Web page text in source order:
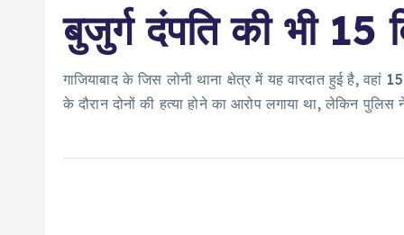
बुजुर्ग दंपति की भी 15
गाजियाबाद के जिस लोनी थाना क्षेत्र में यह वारदात हुई है,
के दौरान दोनों की हत्या होने का आरोप लगाया था, लेकिन